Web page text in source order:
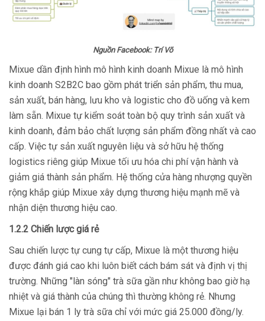
Nguồn Facebook: Trí Võ
Mixue dần định hình mô hình kinh doanh Mixue là mô hình
kinh doanh S2B2C bao gồm phát triển sản phẩm, thu mua,
sản xuất, bán hàng, lưu kho và logistic cho đồ uống và kem
làm sẵn. Mixue tự kiểm soát toàn bộ quy trình sản xuất và
kinh doanh, đảm bảo chất lượng sản phẩm đồng nhất và cao
cấp. Việc tự sản xuất nguyên liệu và sở hữu hệ thống
logistics riêng giúp Mixue tối ưu hóa chi phí vận hành và
giảm giá thành sản phẩm. Hệ thống cửa hàng nhượng quyền
rộng khắp giúp Mixue xây dựng thương hiệu mạnh mẽ và
nhận diện thương hiệu cao.
1.2.2 Chiến lược giá rẻ
Sau chiến lược tự cung tự cấp, Mixue là một thương hiệu
được đánh giá cao khi luôn biết cách bám sát và định vị thị
trường. Những "làn sóng" trà sữa gần như không bao giờ hạ
nhiệt và giá thành của chúng thì thường không rẻ. Nhưng
Mixue lại bán 1 ly trà sữa chỉ với mức giá 25.000 đồng/ly.